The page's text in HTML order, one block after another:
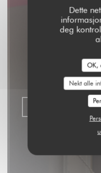
Dette
deg
OK,
Nekt alle
Aux